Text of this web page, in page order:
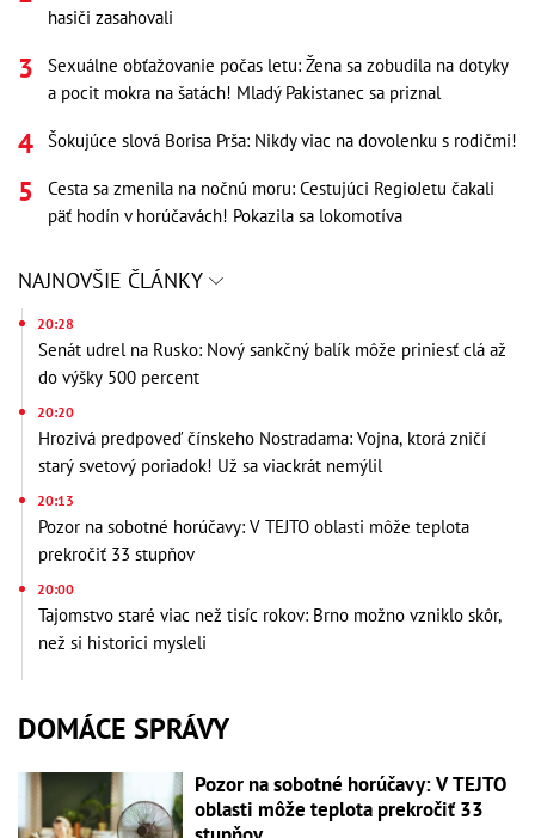
hasiči zasahovali
Sexuálne obťažovanie počas letu: Žena sa zobudila na dotyky
a pocit mokra na šatách! Mladý Pakistanec sa priznal
Šokujúce slová Borisa Prša: Nikdy viac na dovolenku s rodičmi!
Cesta sa zmenila na nočnú moru: Cestujúci RegioJetu čakali
päť hodín v horúčavách! Pokazila sa lokomotíva
NAJNOVŠIE ČLÁNKY
20:28
Senát udrel na Rusko: Nový sankčný balík môže priniesť clá až
do výšky 500 percent
20:20
Hrozivá predpoveď čínskeho Nostradama: Vojna, ktorá zničí
starý svetový poriadok! Už sa viackrát nemýlil
20:13
Pozor na sobotné horúčavy: V TEJTO oblasti môže teplota
prekročiť 33 stupňov
20:00
Tajomstvo staré viac než tisíc rokov: Brno možno vzniklo skôr,
než si historici mysleli
DOMÁCE SPRÁVY
Pozor na sobotné horúčavy: V TEJTO
oblasti môže teplota prekročiť 33